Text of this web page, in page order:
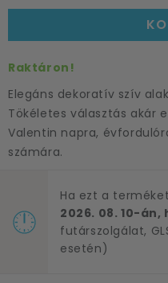
Raktáron!
Elegáns dekoratív szív
Tökéletes választás akár
Valentin napra,
számára.
Ha ezt a terméket
2026. 08. 10-án,
futárszolgálat,
esetén)